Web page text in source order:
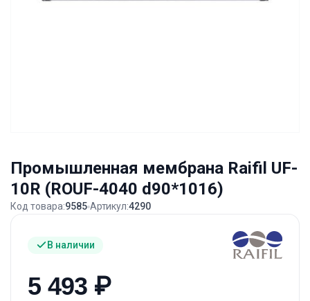
Промышленная мембрана Raifil UF-
10R (ROUF-4040 d90*1016)
Код товара:9585 Артикул:4290
В наличии
5 493 ₽